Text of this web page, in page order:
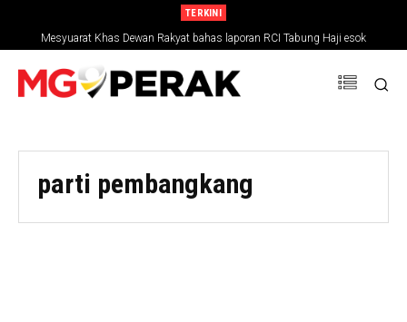
TERKINI
Mesyuarat Khas Dewan Rakyat bahas laporan RCI Tabung Haji esok
parti pembangkang